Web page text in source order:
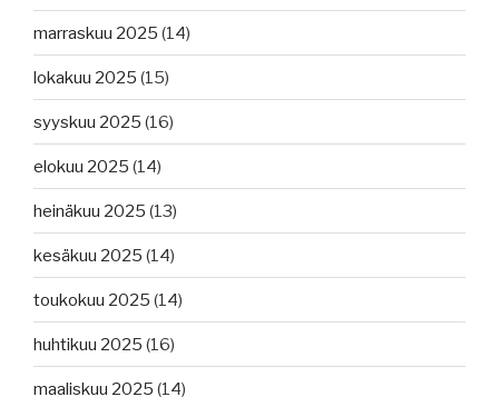
marraskuu 2025 (14)
lokakuu 2025 (15)
syyskuu 2025 (16)
elokuu 2025 (14)
heinäkuu 2025 (13)
kesäkuu 2025 (14)
toukokuu 2025 (14)
huhtikuu 2025 (16)
maaliskuu 2025 (14)